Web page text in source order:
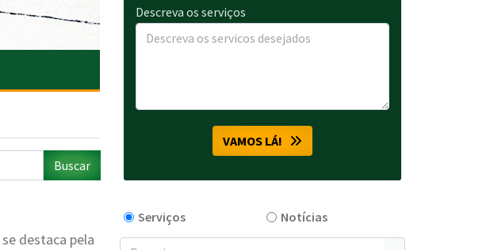
Buscar
se destaca pela
Descreva os serviços
VAMOS LÁ!
Serviços Notícias